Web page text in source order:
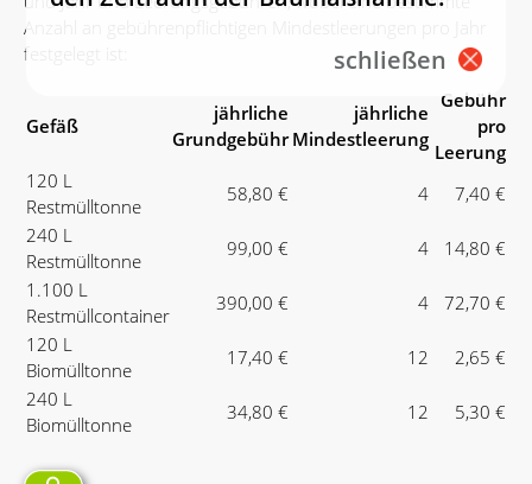
schließen
Anzahl an gebührenpflichtigen Mindestleerungen pro Jahr
festgelegt ist:
Gefäß
jährliche
Grundgebühr
jährliche
Mindestleerung
Gebühr
pro
Leerung
120 L
Restmülltonne
58,80 € 4
7,40 €
240 L
Restmülltonne
99,00 € 4
14,80 €
1.100 L
Restmüllcontainer
390,00 € 4
72,70 €
120 L
Biomülltonne
17,40 € 12
2,65 €
240 L
Biomülltonne
34,80 € 12 5,30 €